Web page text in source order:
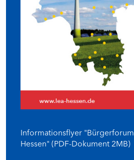
Informationsflyer
Hessen" (PDF-Dokument 2MB)